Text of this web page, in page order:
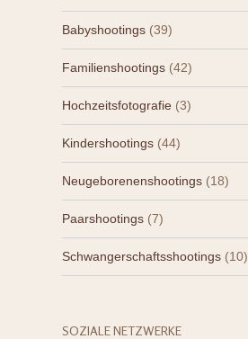
Babyshootings (39)
Familienshootings (42)
Hochzeitsfotografie (3)
Kindershootings (44)
Neugeborenenshootings (18)
Paarshootings (7)
Schwangerschaftsshootings (10)
SOZIALE NETZWERKE